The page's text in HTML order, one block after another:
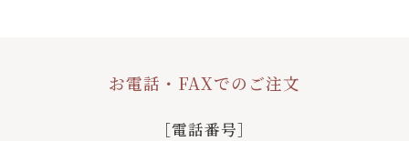
お電話・FAXでのご注文
［電話番号］